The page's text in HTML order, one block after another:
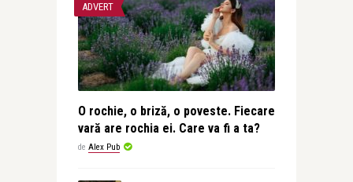
ADVERT
O rochie, o briză, o poveste. Fiecare
vară are rochia ei. Care va fi a ta?
de Alex Pub